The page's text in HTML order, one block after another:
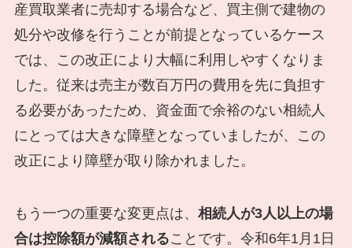
産買取業者に売却する場合など、買主側で建物の
処分や改修を行うことが前提となっているケース
では、この改正により大幅に利用しやすくなりま
した。従来は売主が数百万円の費用を先に負担す
る必要があったため、資金面で余裕のない相続人
にとっては大きな障壁となっていましたが、この
改正により障壁が取り除かれました。
もう一つの重要な変更点は、 相続人が3人以上の場
合は控除額が減額されることです。令和6年1月1日